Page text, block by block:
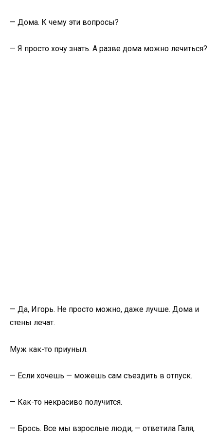
— Дома. К чему эти вопросы?
— Я просто хочу знать. А разве дома можно лечиться?
— Да, Игорь. Не просто можно, даже лучше. Дома и
стены лечат.
Муж как-то приуныл.
— Если хочешь — можешь сам съездить в отпуск.
— Как-то некрасиво получится.
— Брось. Все мы взрослые люди, — ответила Галя,